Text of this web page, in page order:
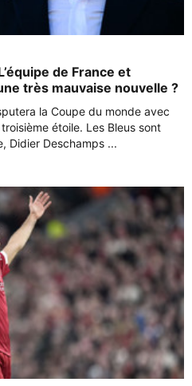
de France et
très mauvaise nouvelle ?
la Coupe du monde avec
étoile. Les Bleus sont
Didier Deschamps ...